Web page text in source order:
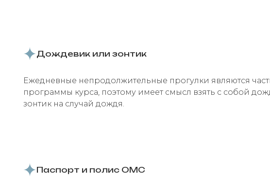
Дождевик или зонтик
Ежедневные непродолжительные прогулки являются
программы курса, поэтому имеет смысл взять с собой
зонтик на случай дождя.
Паспорт и полис ОМС